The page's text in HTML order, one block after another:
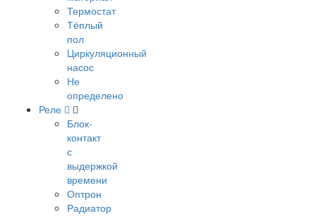
Термостат
Тёплый
пол
Циркуляционный
насос
Не
определено
Реле
Блок-
контакт
с
выдержкой
времени
Оптрон
Радиатор